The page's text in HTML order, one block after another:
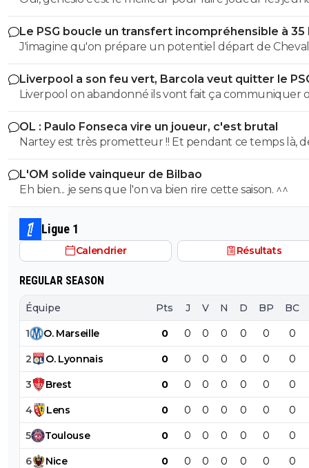
c'est positif
Le PSG boucle un transfert incompréhensible à 35
J'imagine qu'on prépare un potentiel départ de
l'été prochain au cas où il laisserait encore filer sa
évitera un panic buy tout en misant sur un très bon
gardien.
Liverpool a son feu vert, Barcola veut quitter le
Liverpool on abandonné ils vont fait ça communiquer
le joueur a pas suivis la préparation, Liverpool vont pas
dépenser une fortune pour un joueur qui a suivis
préparation avec Liverpool, Liverpool on déjà fait la bêtise sur
isak l année dernière, ils veulent pas refaire la même
OL : Paulo Fonseca vire un joueur, c'est brutal
Nartey est très prometteur !! Et pendant ce temps là,
joueurs comme AMN et Tessman joue tout les
L'OM solide vainqueur de Bilbao
Eh bien... je sens que l'on va bien rire cette saison. ^^
Ligue 1
Calendrier Résultats
REGULAR SEASON
Équipe Pts J V N D BP BC
1 O. Marseille 0 0 0 0 0 0 0
2 O. Lyonnais 0 0 0 0 0 0 0
3 Brest 0 0 0 0 0 0 0
4 Lens 0 0 0 0 0 0 0
5 Toulouse 0 0 0 0 0 0 0
6 Nice 0 0 0 0 0 0 0